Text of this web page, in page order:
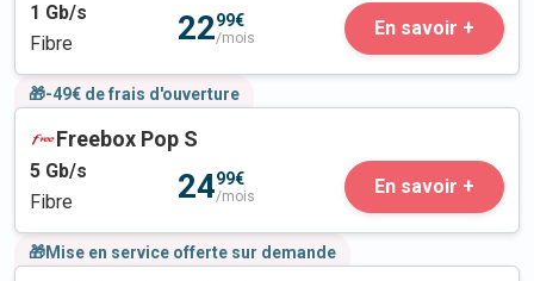
1 Gb/s
Fibre
2299€
/mois En savoir +
🎁-49€ de frais d'ouverture
Freebox Pop S
5 Gb/s
Fibre
2499€
/mois En savoir +
🎁Mise en service offerte sur demande